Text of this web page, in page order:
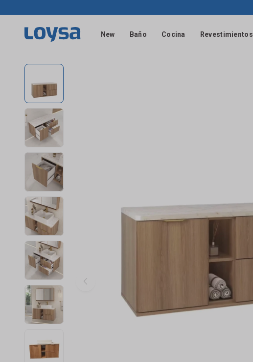
New Baño Cocina Revestimientos